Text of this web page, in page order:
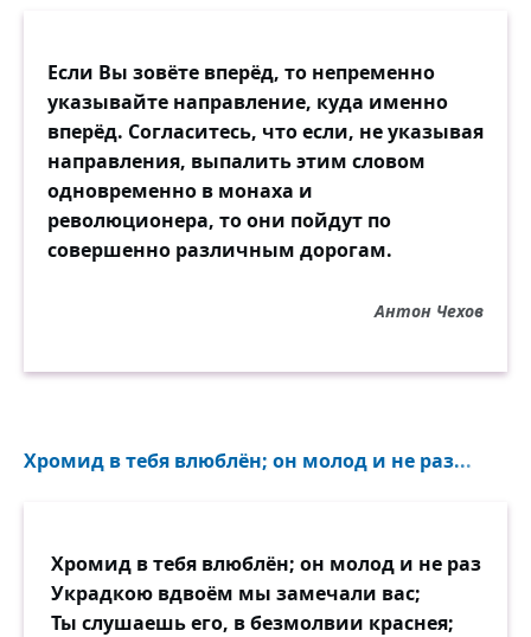
Всё мальчиком по жизни, о любовь,
без устали, без устали пляши,
по комнатам расплёскивая вновь,
расплёскивая боль своей души.
Если Вы зовёте вперёд, то непременно
указывайте направление, куда именно
вперёд. Согласитесь, что если, не указывая
направления, выпалить этим словом
одновременно в монаха и
революционера, то они пойдут по
совершенно различным дорогам.
Антон Чехов
Хромид в тебя влюблён; он молод и не раз...
Хромид в тебя влюблён; он молод и не раз
Украдкою вдвоём мы замечали вас;
Ты слушаешь его, в безмолвии краснея;